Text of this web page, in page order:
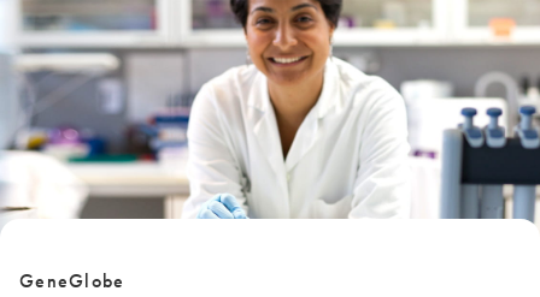
GeneGlobe